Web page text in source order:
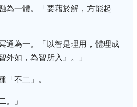
為一體。「要藉於解，方能起
通為一。「以智是理用，體理成
如，為智所入』。」
「不二」。
。」